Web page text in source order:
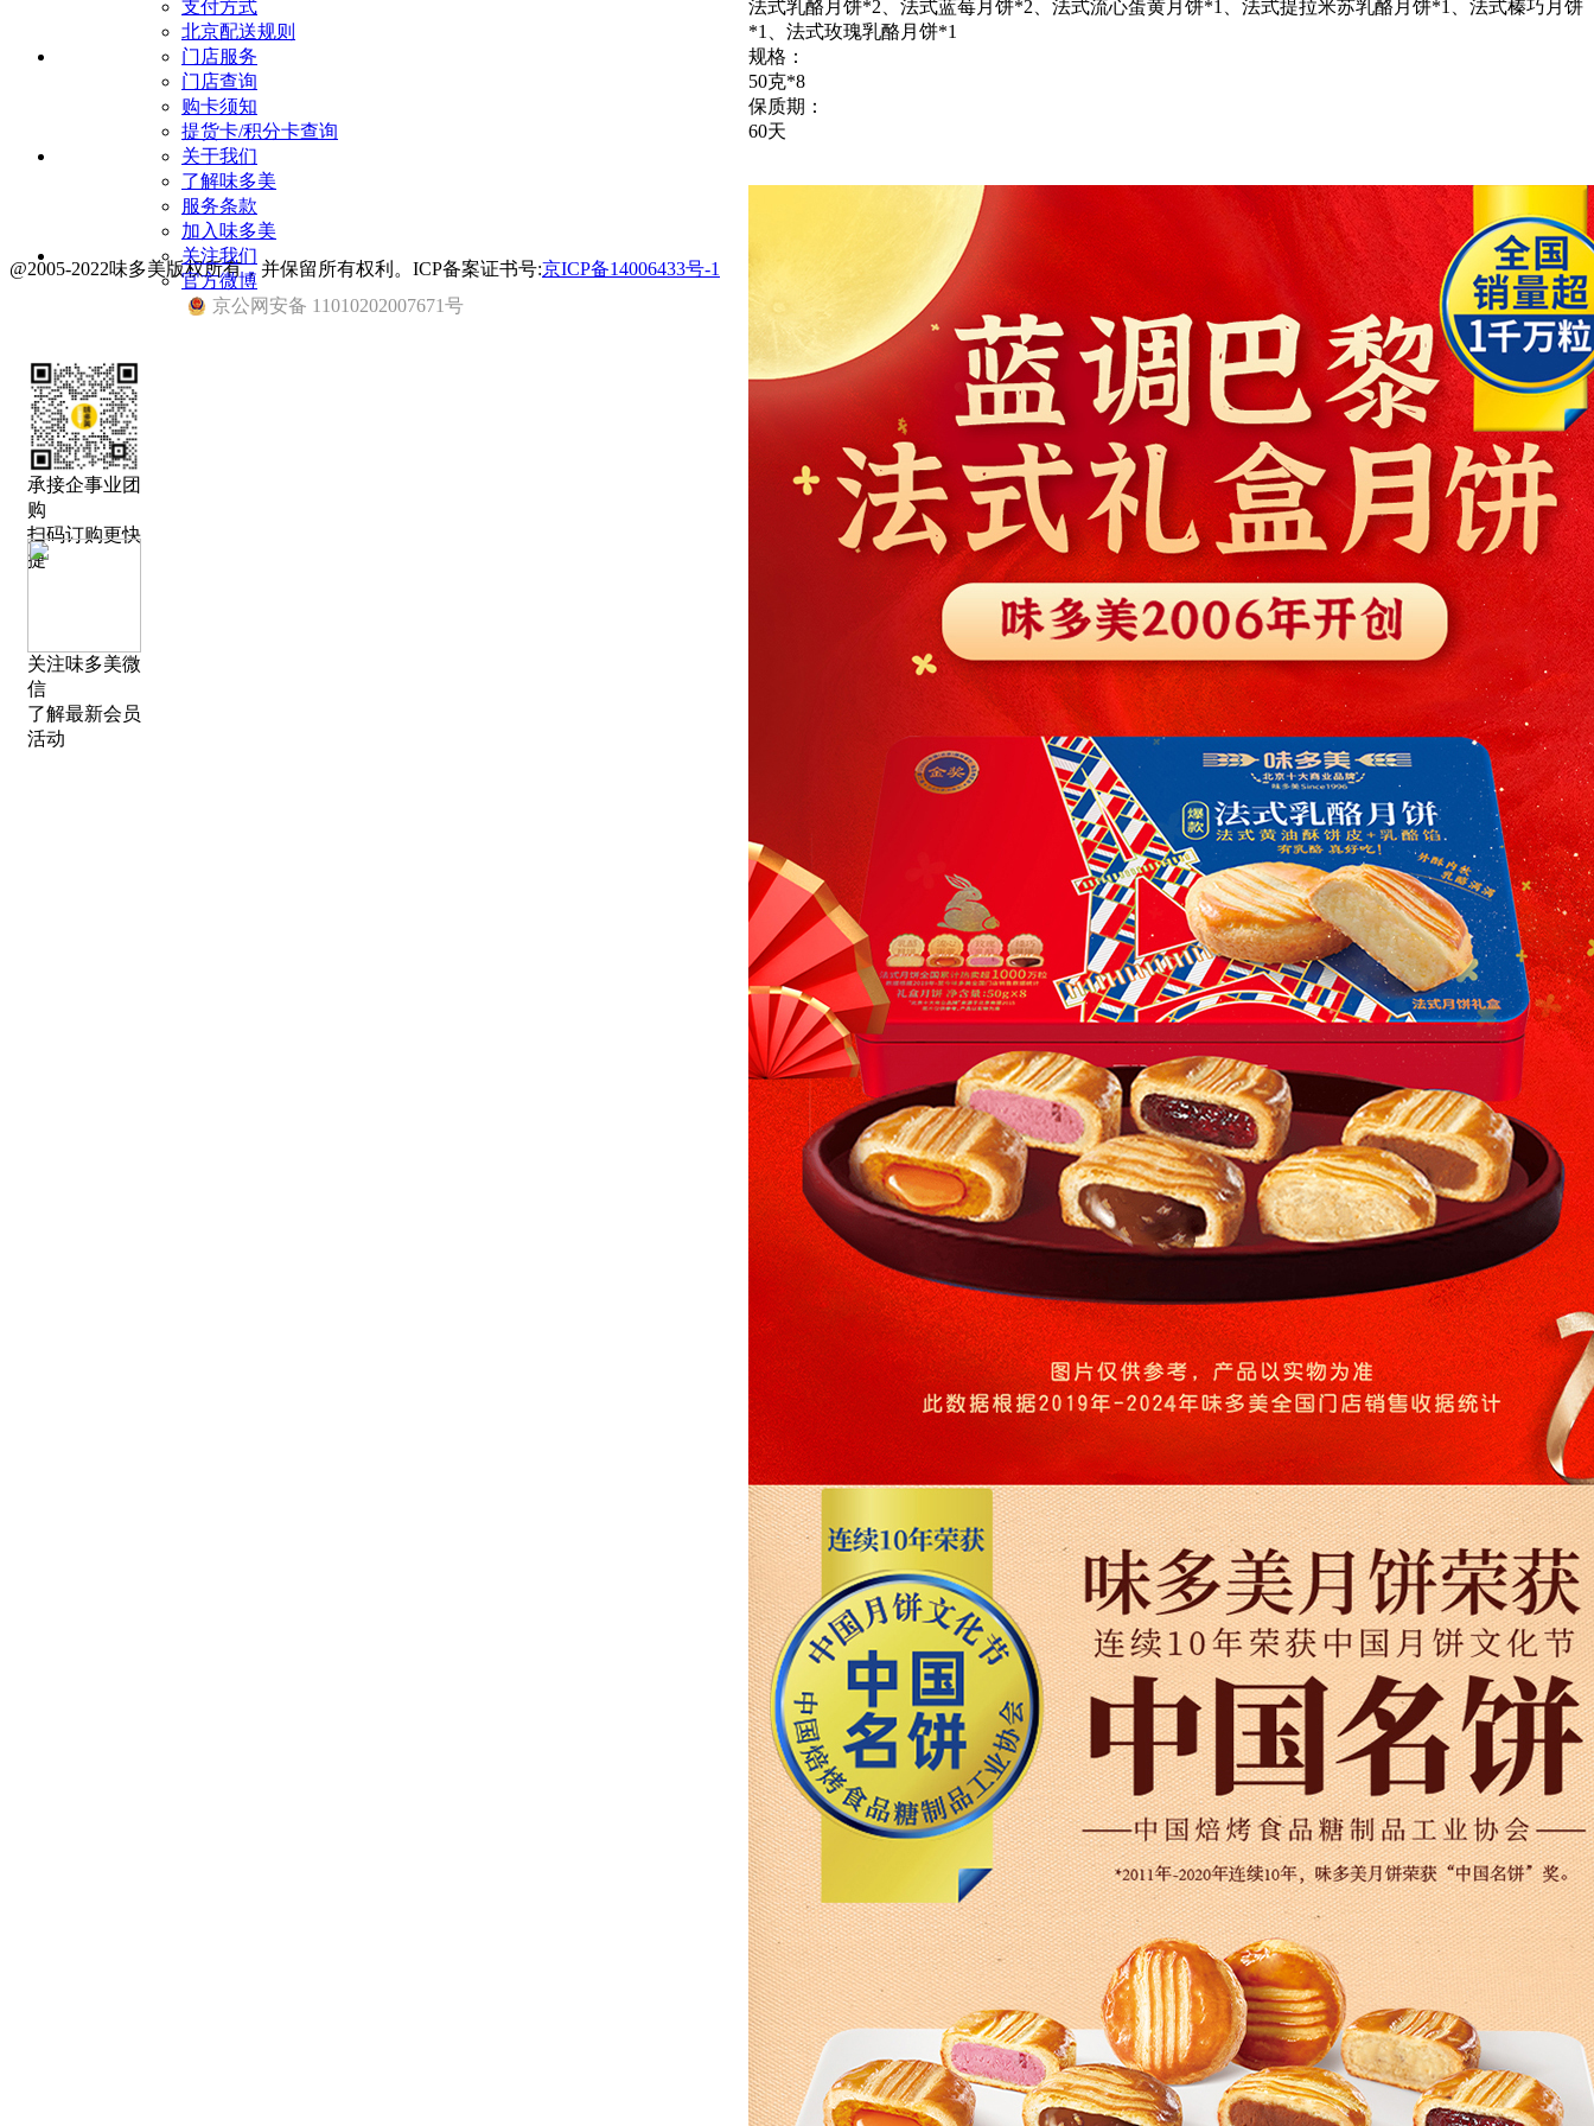
法式乳酪月饼*2、法式蓝莓月饼*2、法式流心蛋黄月饼*1、法式提拉米苏乳酪月饼*1、法式榛巧月饼
*1、法式玫瑰乳酪月饼*1
规格：
50克*8
保质期：
60天
支付方式
北京配送规则
门店服务
门店查询
购卡须知
提货卡/积分卡查询
关于我们
了解味多美
服务条款
加入味多美
关注我们
官方微博
承接企事业团
购
扫码订购更快
捷
关注味多美微
信
了解最新会员
活动
@2005-2022味多美版权所有，并保留所有权利。ICP备案证书号:京ICP备14006433号-1
京公网安备 11010202007671号